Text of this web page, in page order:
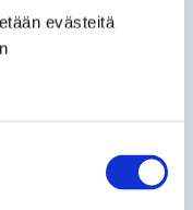
evästeitä
lievää
ja siitä
tämä
tai jotakin